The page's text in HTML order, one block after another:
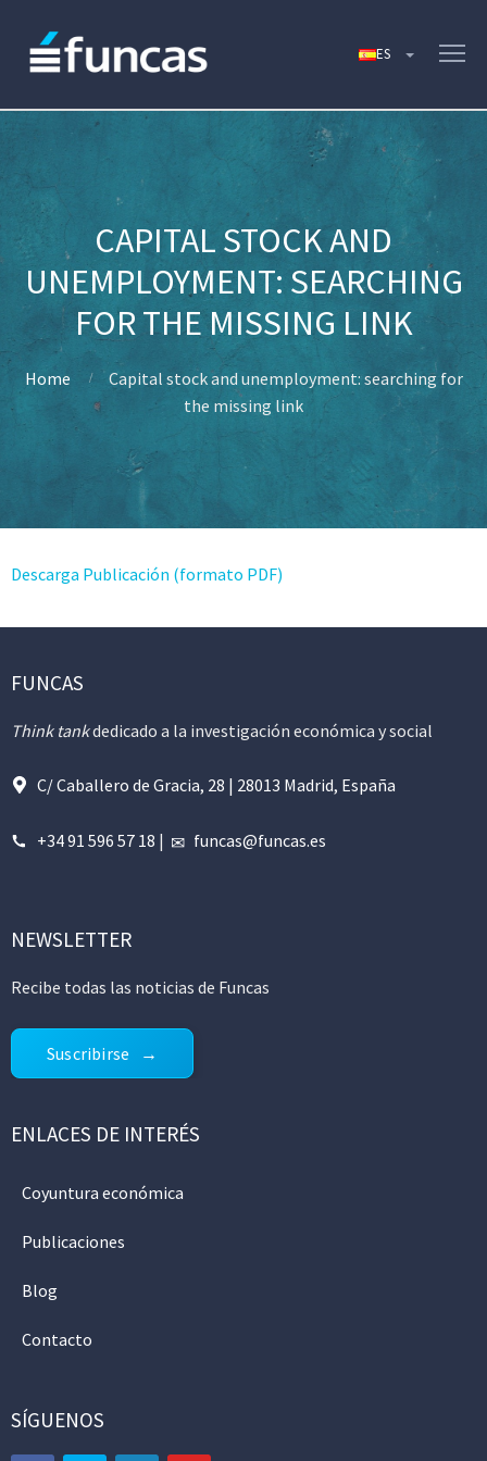
CAPITAL STOCK AND
UNEMPLOYMENT: SEARCHING
FOR THE MISSING LINK
Home
Capital stock and unemployment: searching for
the missing link
Descarga Publicación (formato PDF)
FUNCAS
Think tankdedicado a la investigación económica y social
C/ Caballero de Gracia, 28 | 28013 Madrid, España
+34 91 596 57 18 | funcas@funcas.es
NEWSLETTER
Recibe todas las noticias de Funcas
Suscribirse
ENLACES DE INTERÉS
Coyuntura económica
Publicaciones
Blog
Contacto
SÍGUENOS